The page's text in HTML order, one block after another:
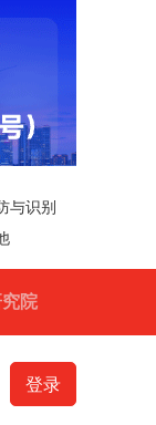
与识别
院
登录